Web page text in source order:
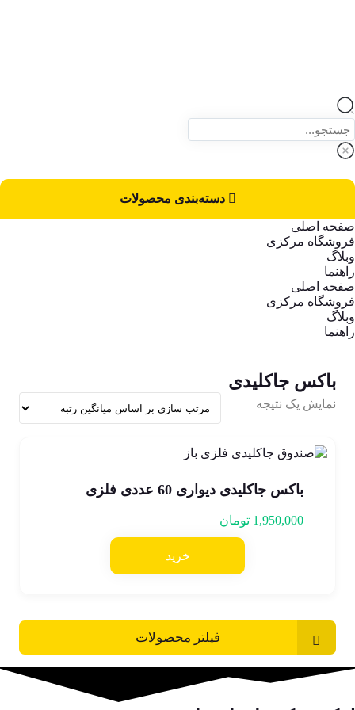
دسته‌بندی محصولات
صفحه اصلی
فروشگاه مرکزی
وبلاگ
راهنما
صفحه اصلی
فروشگاه مرکزی
وبلاگ
راهنما
باکس جاکلیدی
نمایش یک نتیجه
باکس جاکلیدی دیواری 60 عددی فلزی
1,950,000 تومان
خرید
فیلتر محصولات